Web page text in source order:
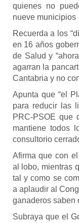
quienes no
nueve municipios
Recuerda a los
en 16 años
de Salud y
agarran la
Cantabria y no
Apunta que “el
para reducir las
PRC-PSOE que
mantiene todos
consultorio
Afirma que con
al lobo, mientras
tal y como se
a aplaudir al
ganaderos saben
Subraya que el